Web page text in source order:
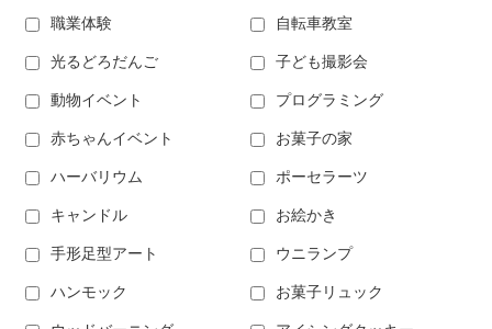
職業体験 自転車教室
光るどろだんご 子ども撮影会
動物イベント プログラミング
赤ちゃんイベント お菓子の家
ハーバリウム ポーセラーツ
キャンドル お絵かき
手形足型アート ウニランプ
ハンモック お菓子リュック